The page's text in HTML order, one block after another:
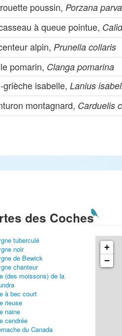
poussin, Porzana parva
à queue pointue,
alpin, Prunella collaris
pomarin, Clanga pomarina
grièche isabelle,Lanius
montagnard, Carduelis
des Coches
tuberculé
noir
de Bewick
chanteur
(des moissons) de la
à bec court
rieuse
naine
cendrée
du Canada
+
−